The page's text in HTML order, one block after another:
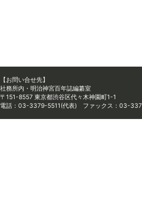
【お問い合せ先】
社務所内・明治神宮百年誌編纂室
〒151-8557 東京都渋谷区代々木神園町1-1
電話：03-3379-5511(代表) ファックス：03-